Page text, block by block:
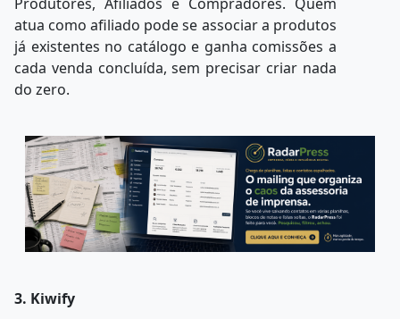
atua como afiliado pode se associar a produtos
já existentes no catálogo e ganha comissões a
cada venda concluída, sem precisar criar nada
do zero.
3. Kiwify